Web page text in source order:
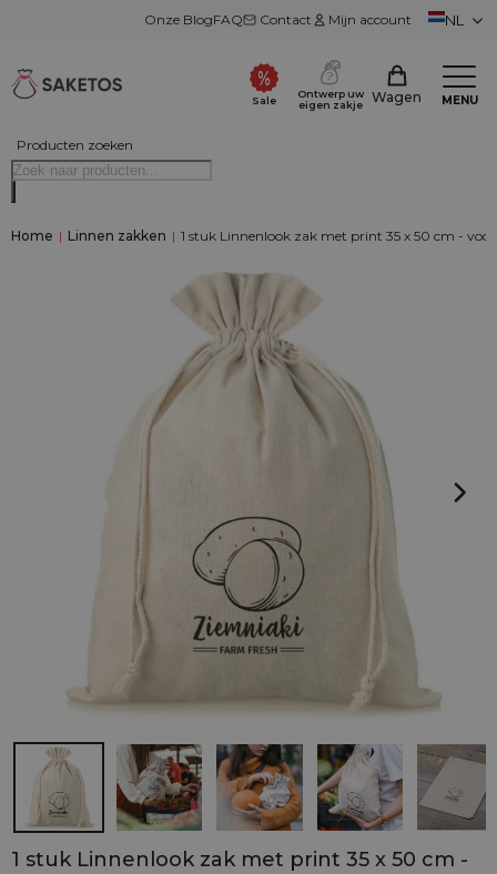
Onze BlogFAQ Contact Mijn account NL
Producten zoeken
Sale
Ontwerp uw
eigen zakje
Wagen MENU
Home | Linnen zakken | 1 stuk Linnenlook zak met print 35 x 50 cm -
1 stuk Linnenlook zak met print 35 x 50 cm -